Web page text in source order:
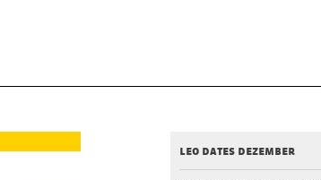
leo dates dezember